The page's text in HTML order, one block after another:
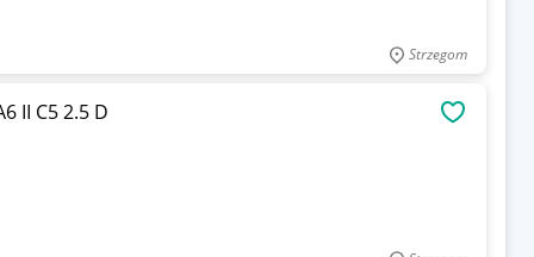
Strzegom
II C5 2.5 D